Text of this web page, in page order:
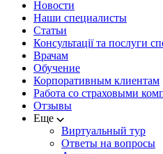
Новости
Наши специалисты
Статьи
Консультації та послуги
Врачам
Обучение
Корпоративным клиентам
Работа со страховыми
Отзывы
Ещe
Виртуальный тур
Ответы на вопросы